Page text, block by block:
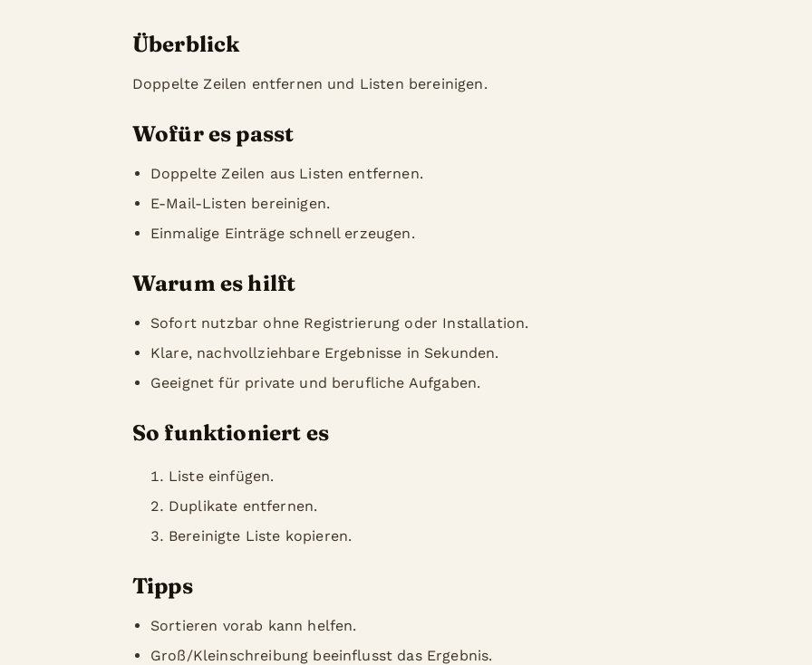
Überblick
Doppelte Zeilen entfernen und Listen bereinigen.
Wofür es passt
Doppelte Zeilen aus Listen entfernen.
E-Mail-Listen bereinigen.
Einmalige Einträge schnell erzeugen.
Warum es hilft
Sofort nutzbar ohne Registrierung oder Installation.
Klare, nachvollziehbare Ergebnisse in Sekunden.
Geeignet für private und berufliche Aufgaben.
So funktioniert es
Liste einfügen.
Duplikate entfernen.
Bereinigte Liste kopieren.
Tipps
Sortieren vorab kann helfen.
Groß/Kleinschreibung beeinflusst das Ergebnis.